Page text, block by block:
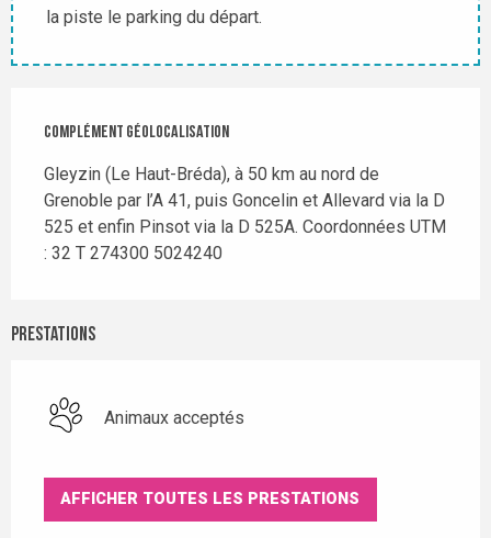
la piste le parking du départ.
Complément géolocalisation
Complément géolocalisation
Gleyzin (Le Haut-Bréda), à 50 km au nord de
Grenoble par l’A 41, puis Goncelin et Allevard via la D
525 et enfin Pinsot via la D 525A. Coordonnées UTM
: 32 T 274300 5024240
Prestations
Animaux acceptés
AFFICHER TOUTES LES PRESTATIONS